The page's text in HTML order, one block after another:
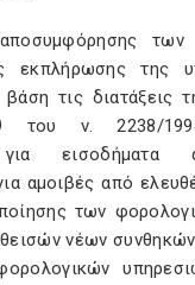
εκπλήρωσης της
τις διατάξεις
του ν. 2238/
για εισοδήματα
αμοιβές από
των
νέων